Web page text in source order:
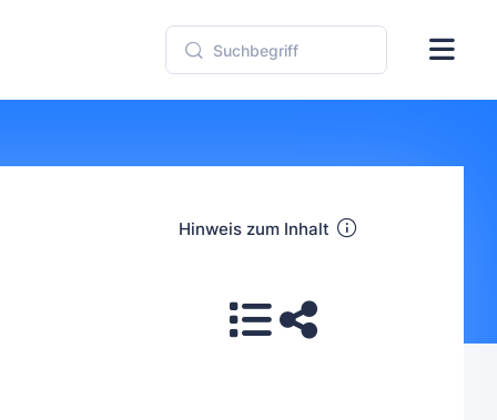
Hinweis zum Inhalt